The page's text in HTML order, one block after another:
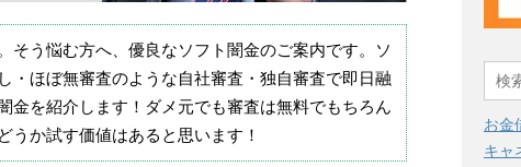
う悩む方へ、優良なソフト闇金のご案内です。ソ
・ほぼ無審査のような自社審査・独自審査で即日融
金を紹介します！ダメ元でも審査は無料でもちろん
うか試す価値はあると思います！
お金
キャ